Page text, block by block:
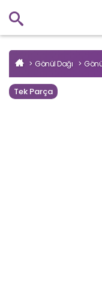
Gönül Dağı
Tek Parça